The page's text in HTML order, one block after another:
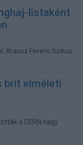
listaként
Krausz Ferenc fizikus
brit elméleti
a CERN nagy